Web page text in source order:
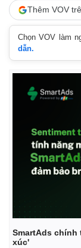
Kinh tế
Bất động sản
Thêm VOV
Chọn VOV làm
dẫn.
SmartAds chính
xúc'